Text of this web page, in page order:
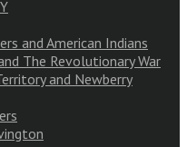
and American Indians
The Revolutionary War
and Newberry